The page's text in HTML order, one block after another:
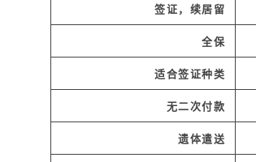
签证，续居留
全保
适合签证种类
无二次付款
遗体遣送